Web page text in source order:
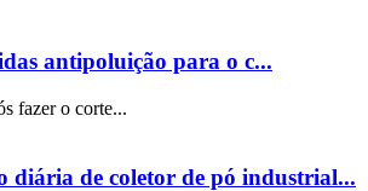
antipoluição para o c...
fazer o corte...
diária de coletor de pó industrial...